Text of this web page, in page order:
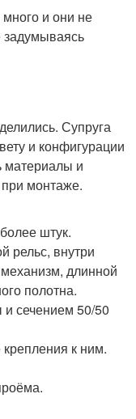
много и они не
задумываясь
Супруга
и конфигурации
материалы и
монтаже.
штук.
рельс, внутри
длинной
полотна.
сечением 50/50
к ним.